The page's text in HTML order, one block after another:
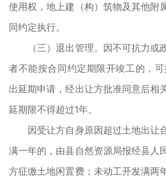
使用权，地上建（构）筑物及其他附
同约定执行。
（三）退出管理。因不可抗力或
者不能按合同约定期限开竣工的，
出延期申请，经出让方批准同意后相
延期限不得超过1年。
因受让方自身原因超过土地出让
满一年的，由县自然资源局报经县人
方征缴土地闲置费；未动工开发满两